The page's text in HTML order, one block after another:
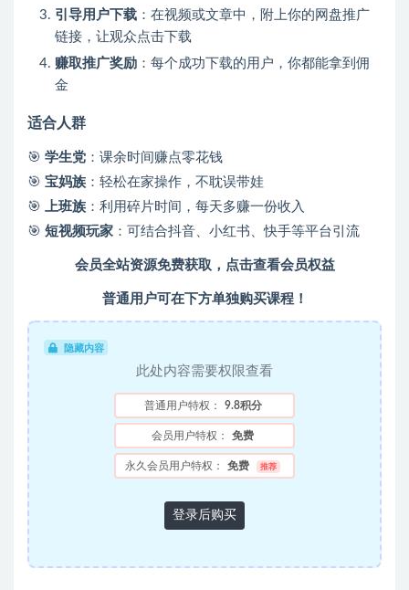
引导用户下载 ：在视频或文章中，附上你的网盘推广
链接，让观众点击下载
赚取推广奖励 ：每个成功下载的用户，你都能拿到佣
金
适合人群
🎯 学生党 ：课余时间赚点零花钱
🎯 宝妈族 ：轻松在家操作，不耽误带娃
🎯
上班族 ：利用碎片时间，每天多赚一份收入
🎯 短视频玩家 ：可结合抖音、小红书、快手等平台引流
会员全站资源免费获取，点击查看会员权益
普通用户可在下方单独购买课程！
隐藏内容
此处内容需要权限查看
普通用户特权： 9.8积分
会员用户特权： 免费
永久会员用户特权： 免费 推荐
登录后购买